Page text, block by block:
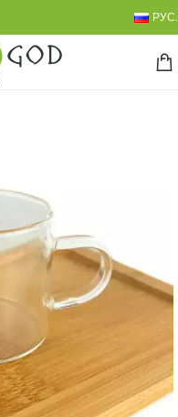
РУС.